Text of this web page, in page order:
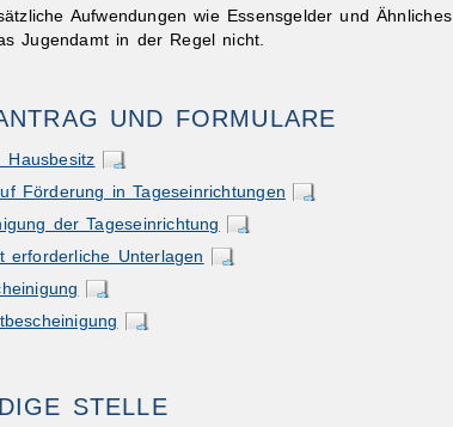
Aufwendungen wie Essensgelder und Ähnliches
Jugendamt in der Regel nicht.
UND FORMULARE
Hausbesitz
Förderung in Tageseinrichtungen
der Tageseinrichtung
erforderliche Unterlagen
STELLE